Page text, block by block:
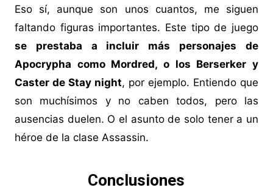
Eso sí, aunque son unos cuantos, me siguen
faltando figuras importantes. Este tipo de juego
se prestaba a incluir más personajes de
Apocrypha como Mordred, o los Berserker y
Caster de Stay night, por ejemplo. Entiendo que
son muchísimos y no caben todos, pero las
ausencias duelen. O el asunto de solo tener a un
héroe de la clase Assassin.
Conclusiones